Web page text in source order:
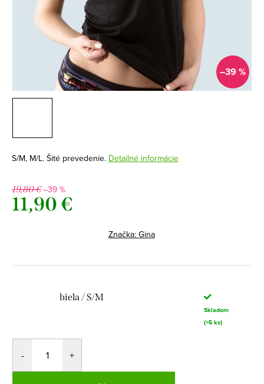
–39 %
S/M, M/L. Šité prevedenie. Detailné informácie
19,80 €–39 %
11,90 €
Značka: Gina
biela / S/M
Skladom
(>5 ks)